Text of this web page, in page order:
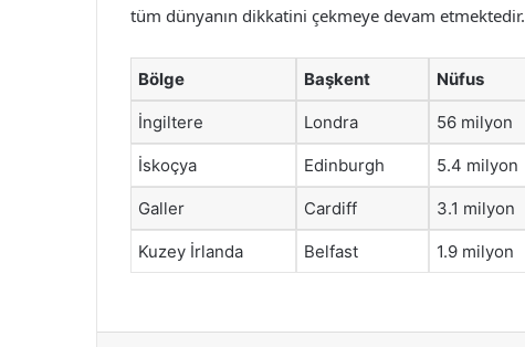
tüm dünyanın dikkatini çekmeye devam etmektedir.
Bölge Başkent Nüfus
İngiltere Londra 56 milyon
İskoçya Edinburgh 5.4 milyon
Galler Cardiff 3.1 milyon
Kuzey İrlanda Belfast 1.9 milyon